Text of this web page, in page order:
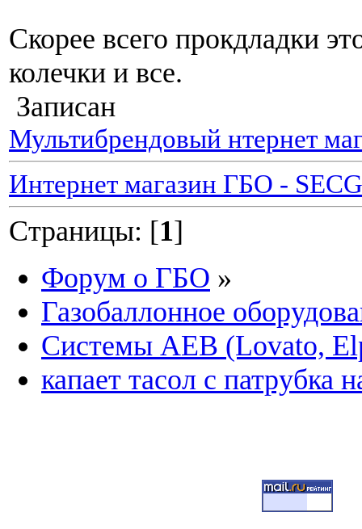
Скорее всего прокдладки
колечки и все.
Записан
Мультибрендовый нтернет
Интернет магазин ГБО -
Страницы: [1]
Форум о ГБО »
Газобаллонное
Системы AEB (Lovato,
капает тасол с патрубка